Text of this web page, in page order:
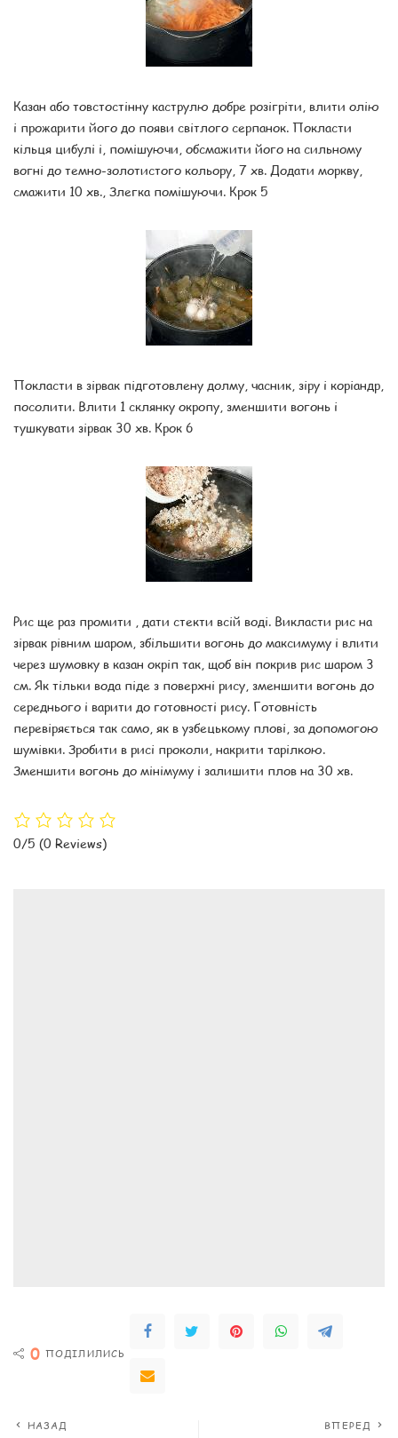
Казан або товстостінну каструлю добре розігріти, влити олію
і прожарити його до появи світлого серпанок. Покласти
кільця цибулі і, помішуючи, обсмажити його на сильному
вогні до темно-золотистого кольору, 7 хв. Додати моркву,
смажити 10 хв., Злегка помішуючи. Крок 5
Покласти в зірвак підготовлену долму, часник, зіру і коріандр,
посолити. Влити 1 склянку окропу, зменшити вогонь і
тушкувати зірвак 30 хв. Крок 6
Рис ще раз промити , дати стекти всій воді. Викласти рис на
зірвак рівним шаром, збільшити вогонь до максимуму і влити
через шумовку в казан окріп так, щоб він покрив рис шаром 3
см. Як тільки вода піде з поверхні рису, зменшити вогонь до
середнього і варити до готовності рису. Готовність
перевіряється так само, як в узбецькому плові, за допомогою
шумівки. Зробити в рисі проколи, накрити тарілкою.
Зменшити вогонь до мінімуму і залишити плов на 30 хв.
0/5 (0 Reviews)
0 ПОДІЛИЛИСЬ
НАЗАД ВПЕРЕД